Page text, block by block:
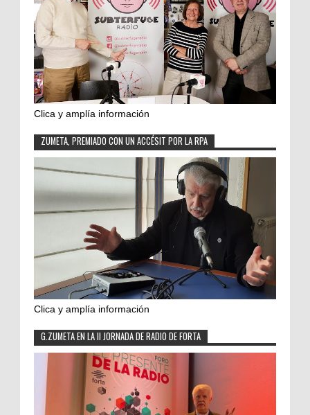
Clica y amplía información
ZUMETA, PREMIADO CON UN ACCÉSIT POR LA RPA
Clica y amplía información
G.ZUMETA EN LA II JORNADA DE RADIO DE FORTA